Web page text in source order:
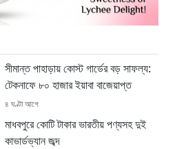
সীমান্ত পাহাড়ায় কোস্ট গার্ডের বড় সাফল্য:
টেকনাফে ৮০ হাজার ইয়াবা বাজেয়াপ্ত
৪ ঘণ্টা আগে
মাধবপুরে কোটি টাকার ভারতীয় পণ্যসহ দুই
কাভার্ডভ্যান জব্দ